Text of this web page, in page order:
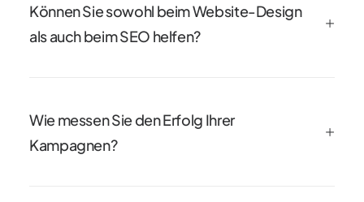
Können Sie sowohl beim Website-Design
als auch beim SEO helfen?
Wie messen Sie den Erfolg Ihrer
Kampagnen?